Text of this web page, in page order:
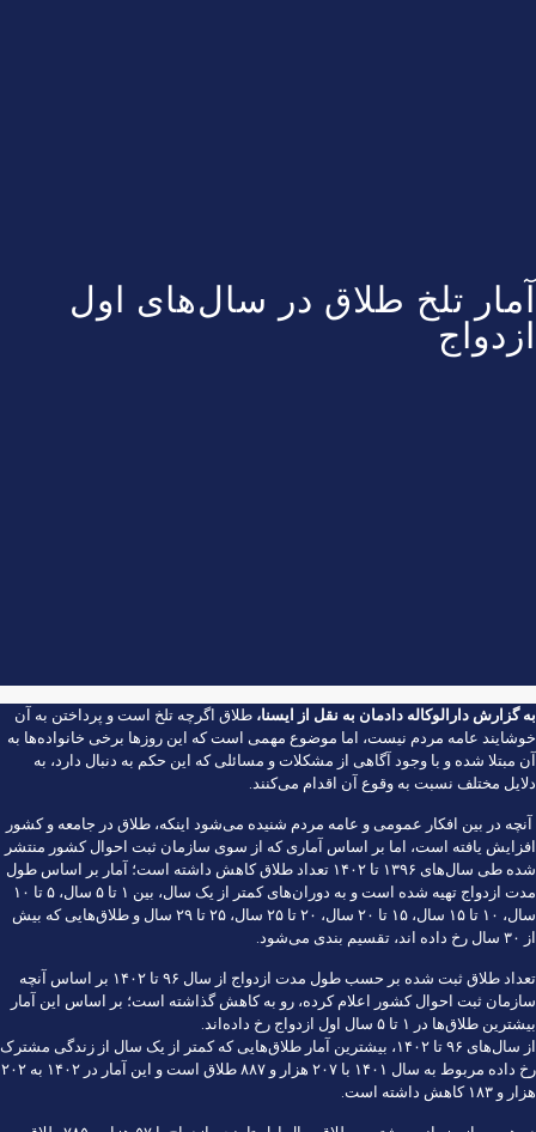
آمار تلخ طلاق در سال‌های اول
ازدواج
به گزارشدارالوکاله دادمان به نقل از ایسنا، طلاق اگرچه تلخ است و پرداختن به آن
خوشایند عامه مردم نیست، اما موضوع مهمی است که این روز‌ها برخی خانواده‌ها به
آن مبتلا شده و با وجود آگاهی از مشکلات و مسائلی که این حکم به دنبال دارد، به
دلایل مختلف نسبت به وقوع آن اقدام می‌کنند.
آنچه در بین افکار عمومی و عامه مردم شنیده می‌شود اینکه، طلاق در جامعه و کشور
افزایش یافته است، اما بر اساس آماری که از سوی سازمان ثبت احوال کشور منتشر
شده طی سال‌های ۱۳۹۶ تا ۱۴۰۲ تعداد طلاق کاهش داشته است؛ آمار بر اساس طول
مدت ازدواج تهیه شده است و به دوران‌های کمتر از یک سال، بین ۱ تا ۵ سال، ۵ تا ۱۰
سال، ۱۰ تا ۱۵ سال، ۱۵ تا ۲۰ سال، ۲۰ تا ۲۵ سال، ۲۵ تا ۲۹ سال و طلاق‌هایی که بیش
از ۳۰ سال رخ داده اند، تقسیم بندی می‌شود.
تعداد طلاق ثبت شده بر حسب طول مدت ازدواج از سال ۹۶ تا ۱۴۰۲ بر اساس آنچه
سازمان ثبت احوال کشور اعلام کرده، رو به کاهش گذاشته است؛ بر اساس این آمار
بیشترین طلاق‌ها در ۱ تا ۵ سال اول ازدواج رخ داده‌اند.
از سال‌های ۹۶ تا ۱۴۰۲، بیشترین آمار طلاق‌هایی که کمتر از یک سال از زندگی مشترک
رخ داده مربوط به سال ۱۴۰۱ با ۲۰۷ هزار و ۸۸۷ طلاق است و این آمار در ۱۴۰۲ به ۲۰۲
هزار و ۱۸۳ کاهش داشته است.